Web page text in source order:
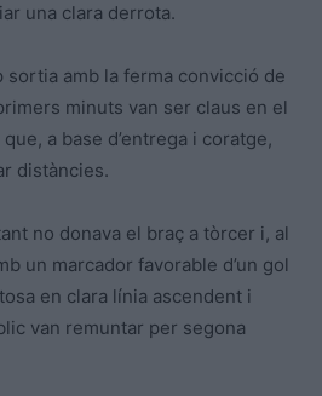
una clara derrota.
sortia amb la ferma convicció de
minuts van ser claus en el
a base d’entrega i coratge,
distàncies.
no donava el braç a tòrcer i, al
un marcador favorable d’un gol
en clara línia ascendent i
van remuntar per segona